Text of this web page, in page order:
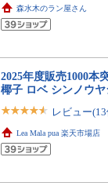
森水木のラン屋さん
2025年度販売1000本
椰子 ロベ シンノウ
レビュー
Lea Mala pua 楽天市場店